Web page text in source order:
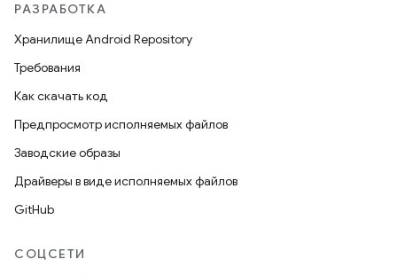
РАЗРАБОТКА
Хранилище Android Repository
Требования
Как скачать код
Предпросмотр исполняемых файлов
Заводские образы
Драйверы в виде исполняемых файлов
GitHub
СОЦСЕТИ